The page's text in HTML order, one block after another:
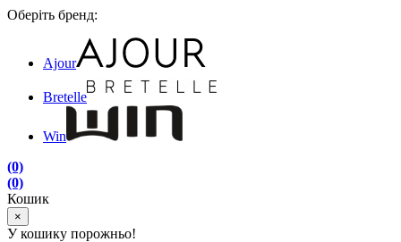
Оберіть бренд:
Ajour
Bretelle
Win
(0)
(0)
Кошик
×
У кошику порожньо!